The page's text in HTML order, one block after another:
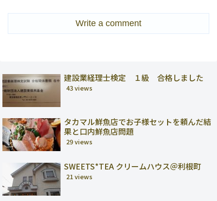
Write a comment
建設業経理士検定 １級 合格しました
43 views
タカマル鮮魚店でお子様セットを頼んだ結
果と口内鮮魚店問題
29 views
SWEETS*TEA クリームハウス＠利根町
21 views